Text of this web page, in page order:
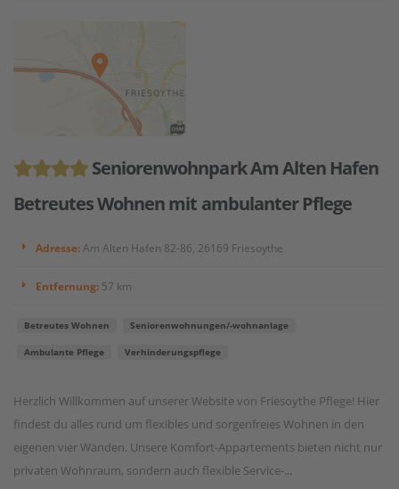
Seniorenwohnpark Am Alten Hafen
Betreutes Wohnen mit ambulanter Pflege
Adresse: Am Alten Hafen 82-86, 26169 Friesoythe
Entfernung: 57 km
Betreutes Wohnen Seniorenwohnungen/-wohnanlage
Ambulante Pflege Verhinderungspflege
Herzlich Willkommen auf unserer Website von Friesoythe Pflege! Hier
findest du alles rund um flexibles und sorgenfreies Wohnen in den
eigenen vier Wänden. Unsere Komfort-Appartements bieten nicht nur
privaten Wohnraum, sondern auch flexible Service-...